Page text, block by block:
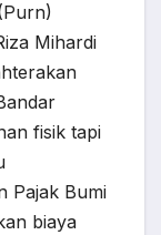
Mihardi
fisik tapi
Pajak Bumi
biaya